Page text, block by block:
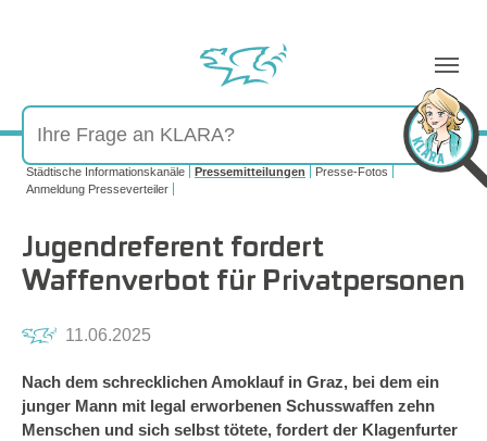
Sie sind hier:
Städtische Informationskanäle Pressemitteilungen
Presse-Fotos
Anmeldung Presseverteiler
Jugendreferent fordert
Waffenverbot für Privatpersonen
11.06.2025
Nach dem schrecklichen Amoklauf in Graz, bei dem ein
junger Mann mit legal erworbenen Schusswaffen zehn
Menschen und sich selbst tötete, fordert der Klagenfurter